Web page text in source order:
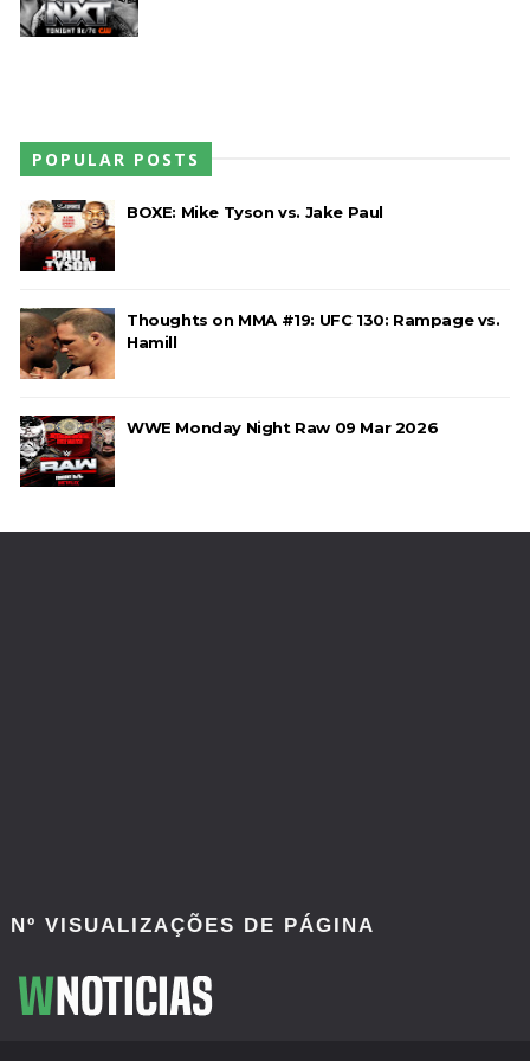
e JD McDonagh
Unknown-Aug 05 2026
Breakker supera Joe Hendry após interferência
e confusão fora do ringue
WWE: Netflix censura segmento entre Becky
SCSA867-Aug 07 2026
POPULAR POSTS
BOXE: Mike Tyson vs. Jake Paul
Thoughts on MMA #19: UFC 130: Rampage vs.
Hamill
WWE Monday Night Raw 09 Mar 2026
Nº VISUALIZAÇÕES DE PÁGINA